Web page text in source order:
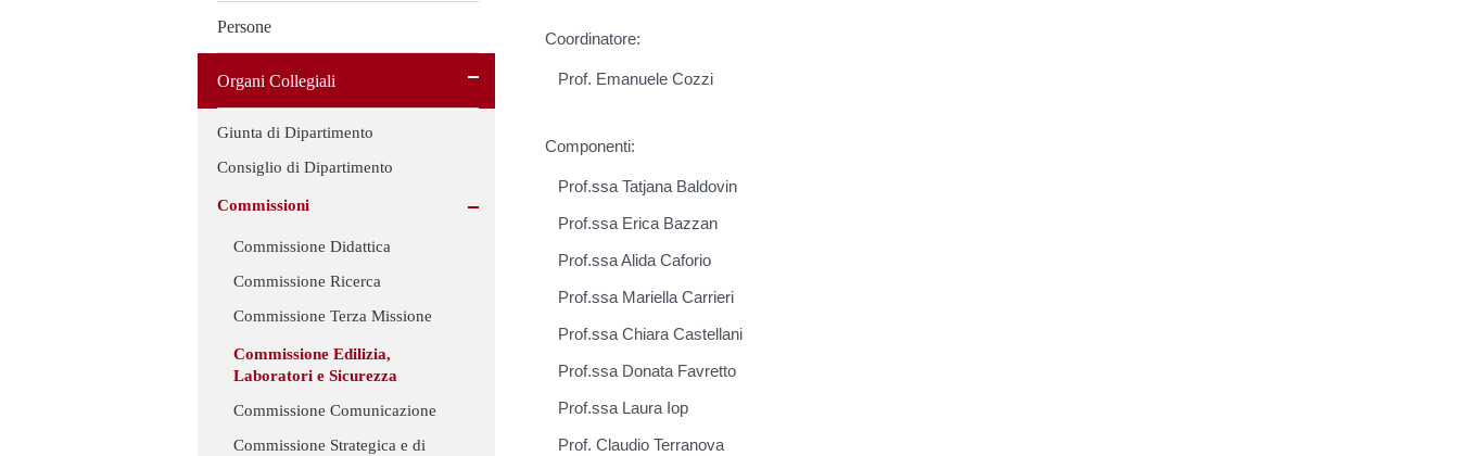
Persone
Organi Collegiali
Giunta di Dipartimento
Consiglio di Dipartimento
Commissioni
Commissione Didattica
Commissione Ricerca
Commissione Terza Missione
Commissione Edilizia,
Laboratori e Sicurezza
Commissione Comunicazione
Commissione Strategica e di
Coordinatore:
Prof. Emanuele Cozzi
Componenti:
Prof.ssa Tatjana Baldovin
Prof.ssa Erica Bazzan
Prof.ssa Alida Caforio
Prof.ssa Mariella Carrieri
Prof.ssa Chiara Castellani
Prof.ssa Donata Favretto
Prof.ssa Laura Iop
Prof. Claudio Terranova